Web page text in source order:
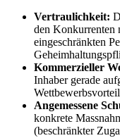
Vertraulichkeit:
den Konkurrenten
eingeschränkten
Kommerzieller
Inhaber gerade
Wettbewerbsvorteil
Angemessene
konkrete
(beschränkter